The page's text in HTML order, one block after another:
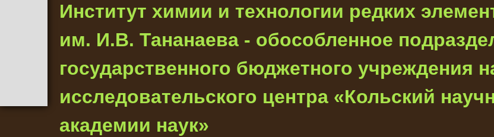
Институт химии и технологии редких
им. И.В. Тананаева - обособленное
государственного бюджетного учреждения
исследовательского центра «Кольский
академии наук»